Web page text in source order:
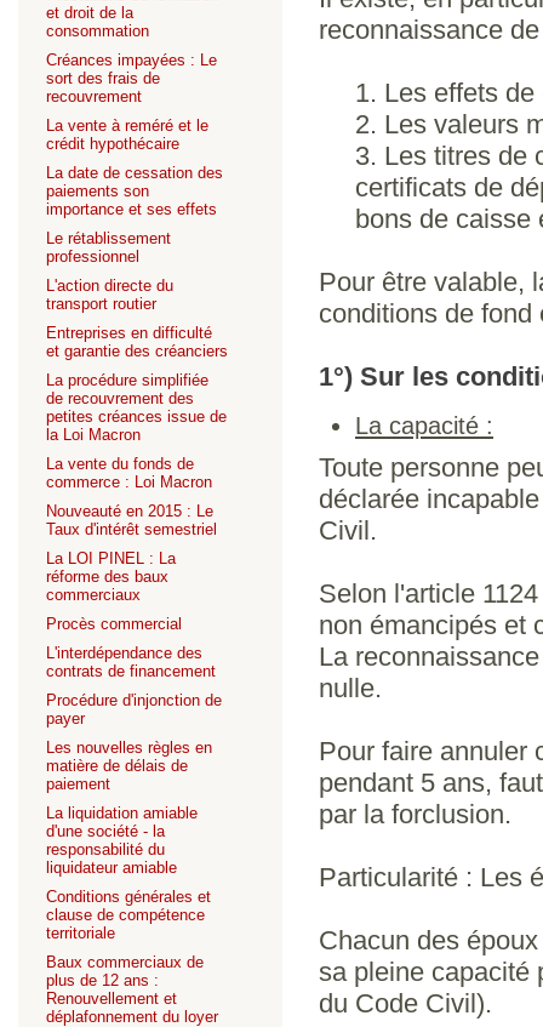
et droit de la
consommation
Créances impayées : Le
sort des frais de
recouvrement
La vente à reméré et le
crédit hypothécaire
La date de cessation des
paiements son
importance et ses effets
Le rétablissement
professionnel
L'action directe du
transport routier
Entreprises en difficulté
et garantie des créanciers
La procédure simplifiée
de recouvrement des
petites créances issue de
la Loi Macron
La vente du fonds de
commerce : Loi Macron
Nouveauté en 2015 : Le
Taux d'intérêt semestriel
La LOI PINEL : La
réforme des baux
commerciaux
Procès commercial
L'interdépendance des
contrats de financement
Procédure d'injonction de
payer
Les nouvelles règles en
matière de délais de
paiement
La liquidation amiable
d'une société - la
responsabilité du
liquidateur amiable
Conditions générales et
clause de compétence
territoriale
Baux commerciaux de
plus de 12 ans :
Renouvellement et
déplafonnement du loyer
reconnaissance
1. Les effets
2. Les valeurs
3. Les titres de
certificats de
bons de caisse
Pour être valable,
conditions de
1°) Sur les
La capacité :
Toute personne
déclarée
Civil.
Selon l'article
non émancipés et
La
nulle.
Pour faire annuler
pendant 5 ans,
par la forclusion.
Particularité : Les
Chacun des
sa pleine capacité
du Code Civil).